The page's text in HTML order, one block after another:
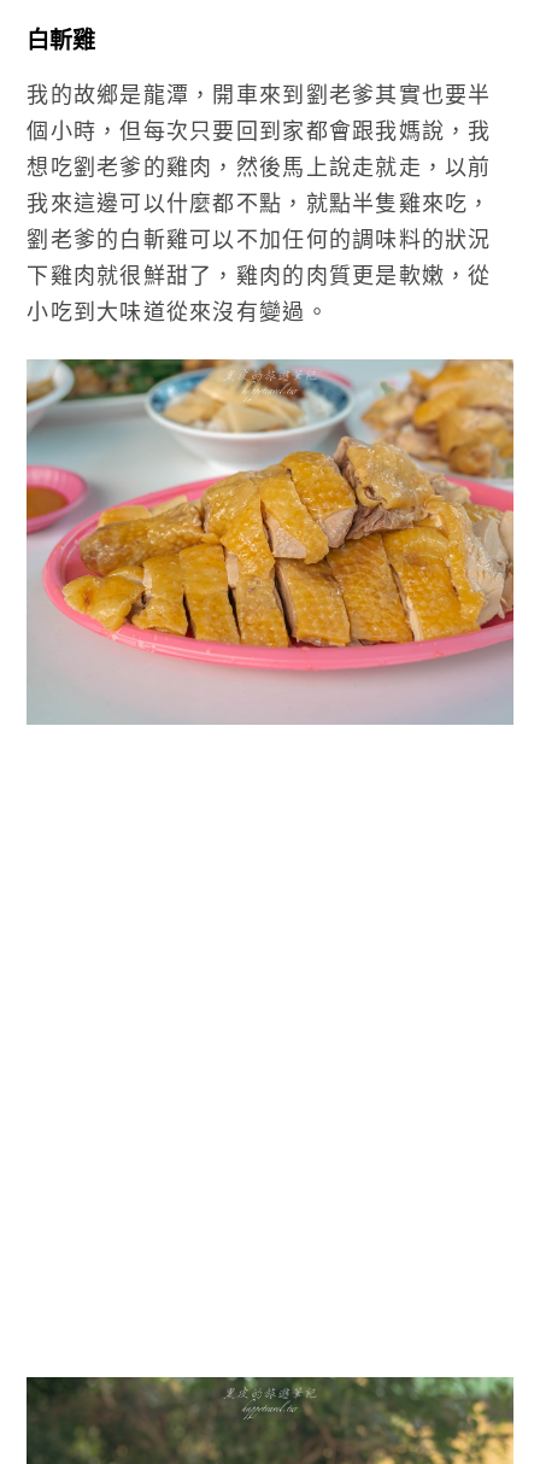
白斬雞
我的故鄉是龍潭，開車來到劉老爹其實也要半
個小時，但每次只要回到家都會跟我媽說，我
想吃劉老爹的雞肉，然後馬上說走就走，以前
我來這邊可以什麼都不點，就點半隻雞來吃，
劉老爹的白斬雞可以不加任何的調味料的狀況
下雞肉就很鮮甜了，雞肉的肉質更是軟嫩，從
小吃到大味道從來沒有變過。